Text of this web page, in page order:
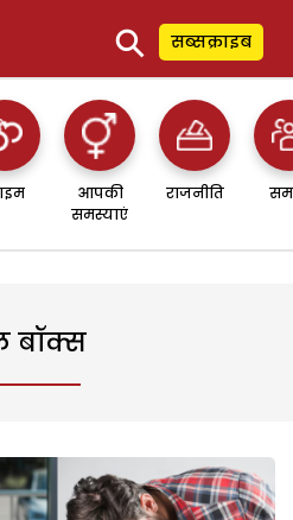
⚲ सब्सक्राइब
आपकी
समस्याएं
राजनीति
बॉक्स